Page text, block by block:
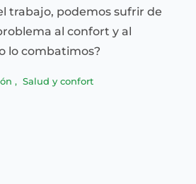
trabajo, podemos sufrir de
al confort y al
lo combatimos?
, Salud y confort